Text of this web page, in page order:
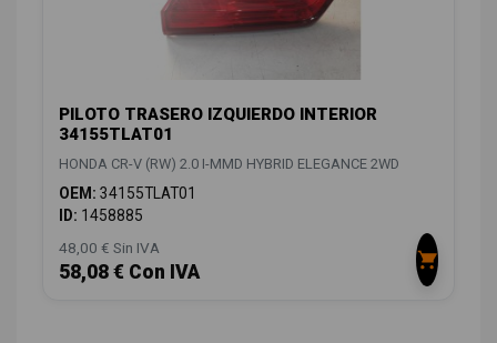
PILOTO TRASERO IZQUIERDO INTERIOR
34155TLAT01
HONDA CR-V (RW) 2.0 I-MMD HYBRID ELEGANCE 2WD
OEM: 34155TLAT01
ID: 1458885
48,00 € Sin IVA
58,08 € Con IVA